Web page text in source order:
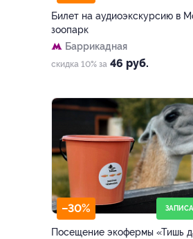
Билет на аудиоэкскурсию в
зоопарк
Баррикадная
скидка 10% за 46 руб.
–30%
Посещение экофермы «Тишь